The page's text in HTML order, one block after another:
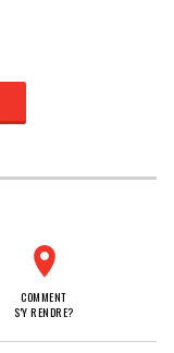
COMMENT
S'Y RENDRE?